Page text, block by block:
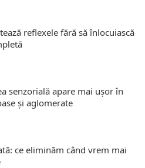
reflexele fără să înlocuiască
senzorială apare mai ușor în
și aglomerate
ce eliminăm când vrem mai